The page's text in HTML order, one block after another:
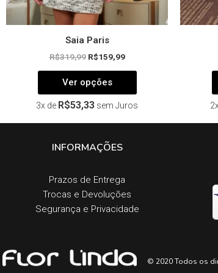
Saia Paris
R$319,99 R$159,99
Ver opções
produto
3x de R$53,33 sem Juros
INFORMAÇÕES
Prazos de Entrega​
Trocas e Devoluções​
Segurança e Privacidade
© 2020 Todos os